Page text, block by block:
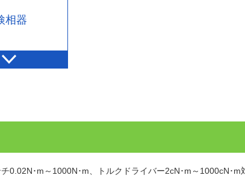
相器
･m～1000N･m、トルクドライバー2cN･m～1000cN･m